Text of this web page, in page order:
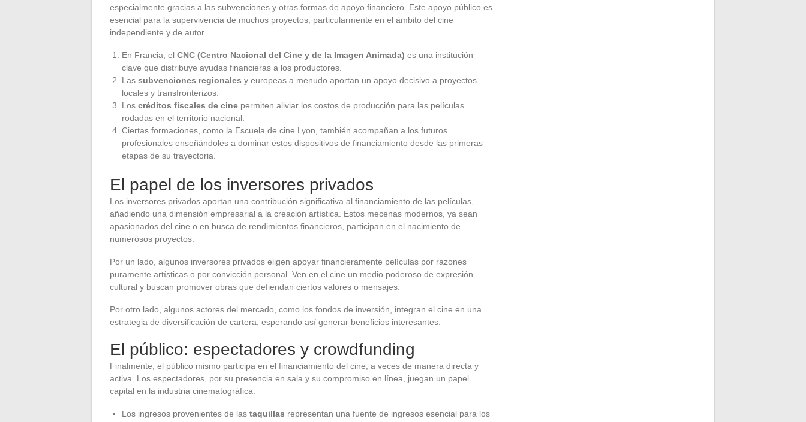
especialmente gracias a las subvenciones y otras formas de apoyo financiero. Este apoyo público es
esencial para la supervivencia de muchos proyectos, particularmente en el ámbito del cine
independiente y de autor.
En Francia, el CNC (Centro Nacional del Cine y de la Imagen Animada) es una institución
clave que distribuye ayudas financieras a los productores.
Las subvenciones regionales y europeas a menudo aportan un apoyo decisivo a proyectos
locales y transfronterizos.
Los créditos fiscales de cine permiten aliviar los costos de producción para las películas
rodadas en el territorio nacional.
Ciertas formaciones, como la Escuela de cine Lyon, también acompañan a los futuros
profesionales enseñándoles a dominar estos dispositivos de financiamiento desde las primeras
etapas de su trayectoria.
El papel de los inversores privados
Los inversores privados aportan una contribución significativa al financiamiento de las películas,
añadiendo una dimensión empresarial a la creación artística. Estos mecenas modernos, ya sean
apasionados del cine o en busca de rendimientos financieros, participan en el nacimiento de
numerosos proyectos.
Por un lado, algunos inversores privados eligen apoyar financieramente películas por razones
puramente artísticas o por convicción personal. Ven en el cine un medio poderoso de expresión
cultural y buscan promover obras que defiendan ciertos valores o mensajes.
Por otro lado, algunos actores del mercado, como los fondos de inversión, integran el cine en una
estrategia de diversificación de cartera, esperando así generar beneficios interesantes.
El público: espectadores y crowdfunding
Finalmente, el público mismo participa en el financiamiento del cine, a veces de manera directa y
activa. Los espectadores, por su presencia en sala y su compromiso en línea, juegan un papel
capital en la industria cinematográfica.
Los ingresos provenientes de las taquillas representan una fuente de ingresos esencial para los